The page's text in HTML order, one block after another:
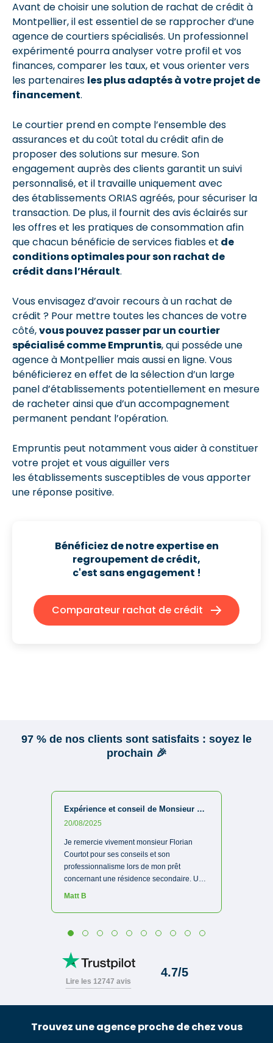
Avant de choisir une solution de rachat de crédit à
Montpellier, il est essentiel de se rapprocher d’une
agence de courtiers spécialisés. Un professionnel
expérimenté pourra analyser votre profil et vos
finances, comparer les taux, et vous orienter vers
les partenaires les plus adaptés à votre projet de
financement.
Le courtier prend en compte l’ensemble des
assurances et du coût total du crédit afin de
proposer des solutions sur mesure. Son
engagement auprès des clients garantit un suivi
personnalisé, et il travaille uniquement avec
des établissements ORIAS agréés, pour sécuriser la
transaction. De plus, il fournit des avis éclairés sur
les offres et les pratiques de consommation afin
que chacun bénéficie de services fiables et de
conditions optimales pour son rachat de
crédit dans l’Hérault.
Vous envisagez d’avoir recours à un rachat de
crédit ? Pour mettre toutes les chances de votre
côté,vous pouvez passer par un courtier
spécialisé comme Empruntis, qui posséde une
agence à Montpellier mais aussi en ligne. Vous
bénéficierez en effet de la sélection d’un large
panel d’établissements potentiellement en mesure
de racheter ainsi que d’un accompagnement
permanent pendant l’opération.
Empruntis peut notamment vous aider à constituer
votre projet et vous aiguiller vers
les établissements susceptibles de vous apporter
une réponse positive.
Bénéficiez de notre expertise en
regroupement de crédit,
c'est sans engagement !
Comparateur rachat de crédit
Trouvez une agence proche de chez vous